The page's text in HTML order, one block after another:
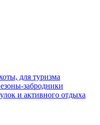
для туризма
забродники
и активного отдыха